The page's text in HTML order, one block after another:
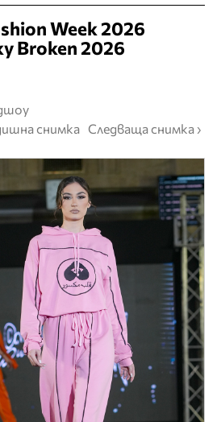
Week 2026
Broken 2026
снимка Следваща снимка ›